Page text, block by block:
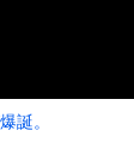
誕。